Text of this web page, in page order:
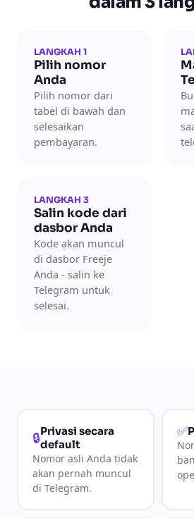
LANGKAH 1
Pilih nomor
Anda
Pilih nomor dari
tabel di bawah dan
selesaikan
pembayaran.
LANGKAH 3
Salin kode dari
dasbor Anda
Kode akan muncul
di dasbor Freeje
Anda - salin ke
Telegram untuk
selesai.
🔒Privasi secara
default
Nomor asli Anda tidak
akan pernah muncul
di Telegram.
✅